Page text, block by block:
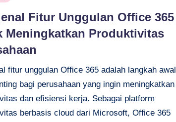
Fitur Unggulan Office 365
Meningkatkan Produktivitas
fitur unggulan Office 365 adalah langkah awal
bagi perusahaan yang ingin meningkatkan
dan efisiensi kerja. Sebagai platform
berbasis cloud dari Microsoft, Office 365